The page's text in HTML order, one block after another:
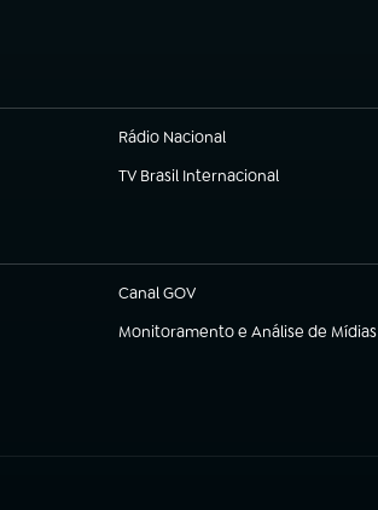
Rádio Nacional
(abre em nova aba)
TV Brasil Internacional
(abre em nova aba)
Canal GOV
(abre em nova aba)
Monitoramento e Análise de Mídias
(abre em nova aba)